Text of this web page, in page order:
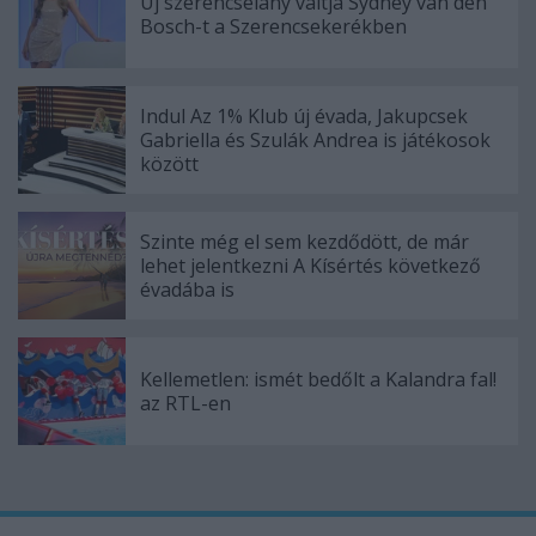
Bosch-t a Szerencsekerékben
Indul Az 1% Klub új évada, Jakupcsek
Gabriella és Szulák Andrea is játékosok
között
Szinte még el sem kezdődött, de már
lehet jelentkezni A Kísértés következő
évadába is
Kellemetlen: ismét bedőlt a Kalandra fal!
az RTL-en